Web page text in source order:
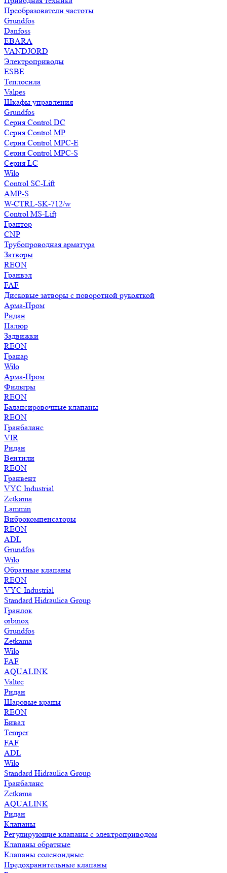
Преобразователи частоты
Grundfos
Danfoss
EBARA
VANDJORD
Электроприводы
ESBE
Теплосила
Valpes
Шкафы управления
Grundfos
Серия Control DC
Серия Control MP
Серия Control MPC-E
Серия Control MPC-S
Серия LC
Wilo
Control SC-Lift
AMP-S
W-CTRL-SK-712/w
Control MS-Lift
Грантор
CNP
Трубопроводная арматура
Затворы
REON
Гранвэл
FAF
Дисковые затворы с поворотной рукояткой
Арма-Пром
Ридан
Палюр
Задвижки
REON
Гранар
Wilo
Арма-Пром
Фильтры
REON
Балансировочные клапаны
REON
Гранбаланс
VIR
Ридан
Вентили
REON
Гранвент
VYC Industrial
Zetkama
Lammin
Виброкомпенсаторы
REON
ADL
Grundfos
Wilo
Обратные клапаны
REON
VYC Industrial
Standard Hidraulica Group
Гранлок
orbinox
Grundfos
Zetkama
Wilo
FAF
AQUALINK
Valtec
Ридан
Шаровые краны
REON
Бивал
Temper
FAF
ADL
Wilo
Standard Hidraulica Group
Гранбаланс
Zetkama
AQUALINK
Ридан
Клапаны
Регулирующие клапаны с электроприводом
Клапаны обратные
Клапаны соленоидные
Предохранительные клапаны